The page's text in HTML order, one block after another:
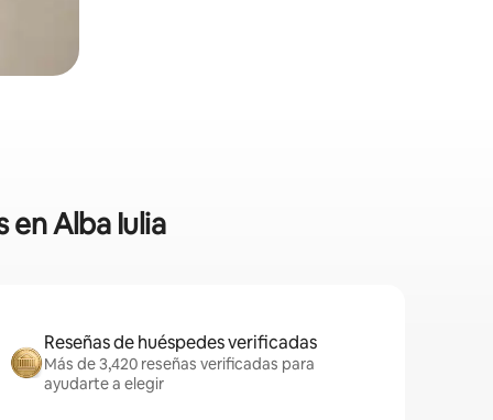
en Alba Iulia
Reseñas de huéspedes verificadas
Más de 3,420 reseñas verificadas para
ayudarte a elegir